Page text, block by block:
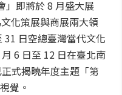
」即將於 8 月盛大展
化策展與商展兩大領
31 日空總臺灣當代文化
6 日至 12 日在臺北南
式揭曉年度主題「第
覺。